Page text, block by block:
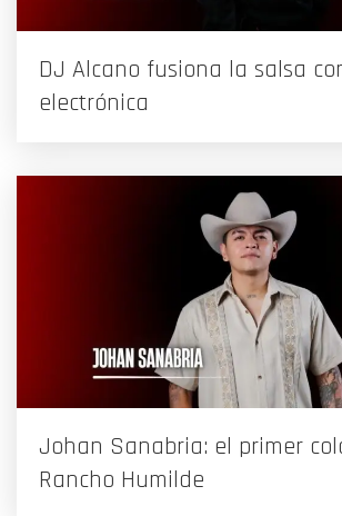
DJ Alcano fusiona la salsa
electrónica
Johan Sanabria: el primer
Rancho Humilde